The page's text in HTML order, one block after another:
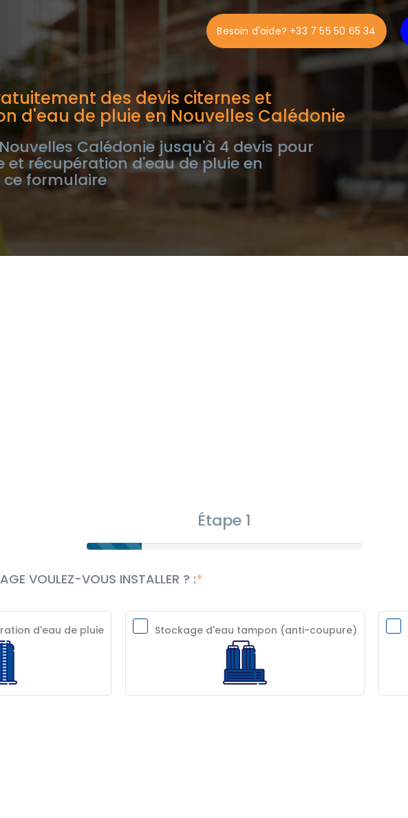
Besoin d'aide? +33 7 55 50 65 34
des devis citernes et
d'eau de pluie en Nouvelles Calédonie
Calédonie jusqu'à 4 devis pour
et récupération d'eau de pluie en
formulaire
Étape 1
VOULEZ-VOUS INSTALLER ? :
d'eau de pluie Stockage d'eau tampon (anti-coupure)